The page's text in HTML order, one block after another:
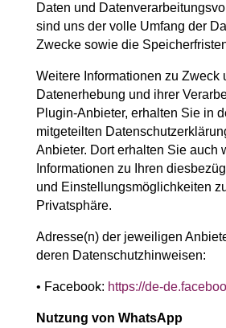
Daten und
sind uns der volle Umfang der
Zwecke sowie die
Weitere Informationen zu Zweck
Datenerhebung und ihrer
Plugin-Anbieter, erhalten Sie in
mitgeteilten
Anbieter. Dort erhalten Sie auch
Informationen zu Ihren
und Einstellungsmöglichkeiten
Privatsphäre.
Adresse(n) der jeweiligen
deren Datenschutzhinweisen:
• Facebook: https://de-
Nutzung von WhatsApp